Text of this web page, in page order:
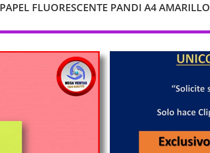
PAPEL FLUORESCENTE PANDI A4 AMARILLO